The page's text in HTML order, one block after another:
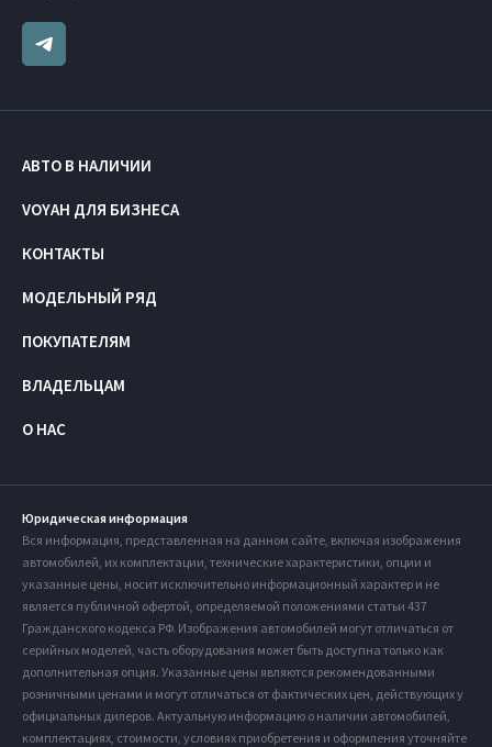
АВТО В НАЛИЧИИ
VOYAH ДЛЯ БИЗНЕСА
КОНТАКТЫ
МОДЕЛЬНЫЙ РЯД
ПОКУПАТЕЛЯМ
ВЛАДЕЛЬЦАМ
О НАС
Юридическая информация
Вся информация, представленная на данном сайте, включая изображения
автомобилей, их комплектации, технические характеристики, опции и
указанные цены, носит исключительно информационный характер и не
является публичной офертой, определяемой положениями статьи 437
Гражданского кодекса РФ. Изображения автомобилей могут отличаться от
серийных моделей, часть оборудования может быть доступна только как
дополнительная опция. Указанные цены являются рекомендованными
розничными ценами и могут отличаться от фактических цен, действующих у
официальных дилеров. Актуальную информацию о наличии автомобилей,
комплектациях, стоимости, условиях приобретения и оформления уточняйте